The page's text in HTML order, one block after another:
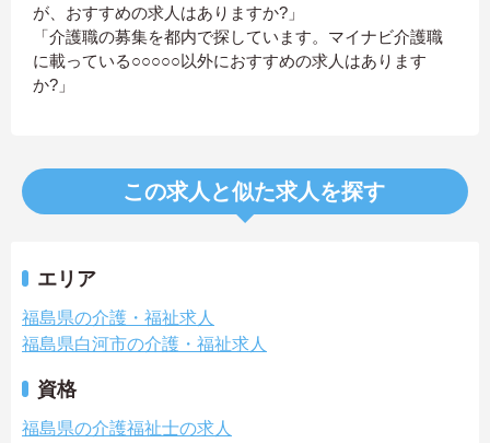
が、おすすめの求人はありますか?」
「介護職の募集を都内で探しています。マイナビ介護職
に載っている○○○○○以外におすすめの求人はあります
か?」
この求人と似た求人を探す
エリア
福島県の介護・福祉求人
福島県白河市の介護・福祉求人
資格
福島県の介護福祉士の求人